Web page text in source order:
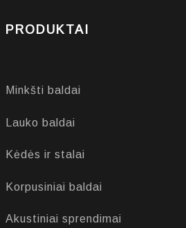
PRODUKTAI
Minkšti baldai
Lauko baldai
Kėdės ir stalai
Korpusiniai baldai
Akustiniai sprendimai